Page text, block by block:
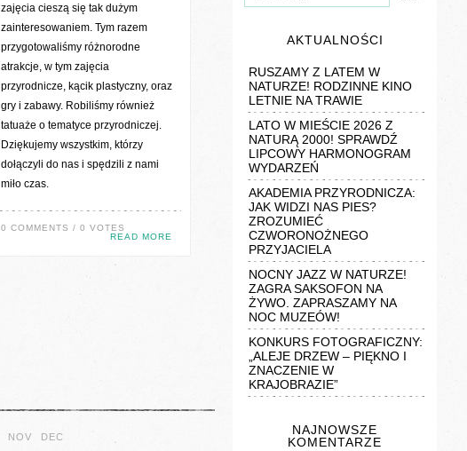
AKTUALNOŚCI
RUSZAMY Z LATEM W
NATURZE! RODZINNE KINO
LETNIE NA TRAWIE
LATO W MIEŚCIE 2026 Z
NATURĄ 2000! SPRAWDŹ
LIPCOWY HARMONOGRAM
WYDARZEŃ
AKADEMIA PRZYRODNICZA:
JAK WIDZI NAS PIES?
ZROZUMIEĆ
CZWORONOŻNEGO
PRZYJACIELA
NOCNY JAZZ W NATURZE!
ZAGRA SAKSOFON NA
ŻYWO. ZAPRASZAMY NA
NOC MUZEÓW!
KONKURS FOTOGRAFICZNY:
„ALEJE DRZEW – PIĘKNO I
ZNACZENIE W
KRAJOBRAZIE”
NAJNOWSZE
KOMENTARZE
zajęcia cieszą się tak dużym
zainteresowaniem. Tym razem
przygotowaliśmy różnorodne
atrakcje, w tym zajęcia
przyrodnicze, kącik plastyczny, oraz
gry i zabawy. Robiliśmy również
tatuaże o tematyce przyrodniczej.
Dziękujemy wszystkim, którzy
dołączyli do nas i spędzili z nami
miło czas.
0 COMMENTS / 0 VOTES
READ MORE
NOV DEC